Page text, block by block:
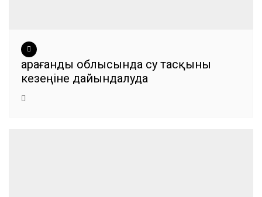
Қарағанды облысында су тасқыны
кезеңіне дайындалуда